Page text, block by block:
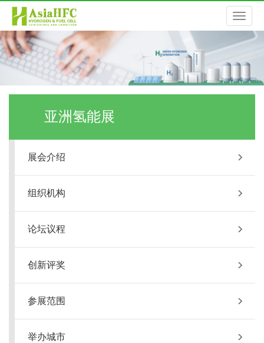
切
导
亚洲氢能展
展会介绍
组织机构
论坛议程
创新评奖
参展范围
举办城市